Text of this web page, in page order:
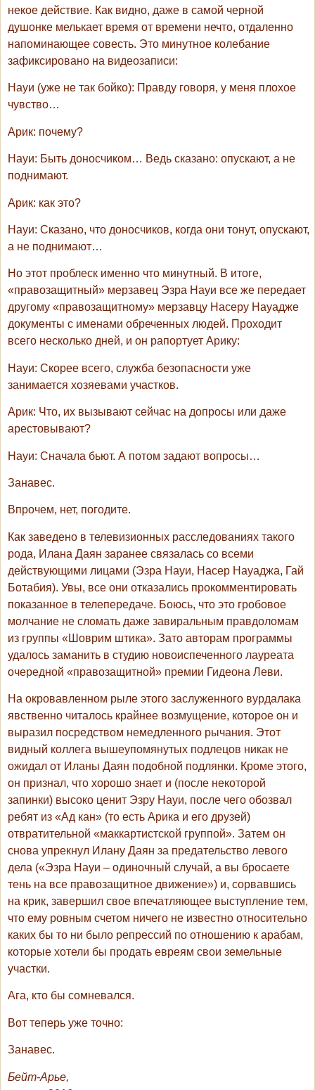
некое действие. Как видно, даже в самой черной
душонке мелькает время от времени нечто, отдаленно
напоминающее совесть. Это минутное колебание
зафиксировано на видеозаписи:
Науи (уже не так бойко): Правду говоря, у меня плохое
чувство…
Арик: почему?
Науи: Быть доносчиком… Ведь сказано: опускают, а не
поднимают.
Арик: как это?
Науи: Сказано, что доносчиков, когда они тонут, опускают,
а не поднимают…
Но этот проблеск именно что минутный. В итоге,
«правозащитный» мерзавец Эзра Науи все же передает
другому «правозащитному» мерзавцу Насеру Науадже
документы с именами обреченных людей. Проходит
всего несколько дней, и он рапортует Арику:
Науи: Скорее всего, служба безопасности уже
занимается хозяевами участков.
Арик: Что, их вызывают сейчас на допросы или даже
арестовывают?
Науи: Сначала бьют. А потом задают вопросы…
Занавес.
Впрочем, нет, погодите.
Как заведено в телевизионных расследованиях такого
рода, Илана Даян заранее связалась со всеми
действующими лицами (Эзра Науи, Насер Науаджа, Гай
Ботабия). Увы, все они отказались прокомментировать
показанное в телепередаче. Боюсь, что это гробовое
молчание не сломать даже завиральным правдоломам
из группы «Шоврим штика». Зато авторам программы
удалось заманить в студию новоиспеченного лауреата
очередной «правозащитной» премии Гидеона Леви.
На окровавленном рыле этого заслуженного вурдалака
явственно читалось крайнее возмущение, которое он и
выразил посредством немедленного рычания. Этот
видный коллега вышеупомянутых подлецов никак не
ожидал от Иланы Даян подобной подлянки. Кроме этого,
он признал, что хорошо знает и (после некоторой
запинки) высоко ценит Эзру Науи, после чего обозвал
ребят из «Ад кан» (то есть Арика и его друзей)
отвратительной «маккартистской группой». Затем он
снова упрекнул Илану Даян за предательство левого
дела («Эзра Науи – одиночный случай, а вы бросаете
тень на все правозащитное движение») и, сорвавшись
на крик, завершил свое впечатляющее выступление тем,
что ему ровным счетом ничего не известно относительно
каких бы то ни было репрессий по отношению к арабам,
которые хотели бы продать евреям свои земельные
участки.
Ага, кто бы сомневался.
Вот теперь уже точно:
Занавес.
Бейт-Арье,